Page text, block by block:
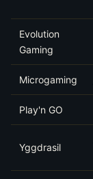
Evolution
Gaming
Microgaming
Play'n GO
Yggdrasil